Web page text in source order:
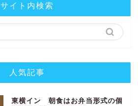
サイト内検索
人気記事
東横イン 朝食はお弁当形式の個